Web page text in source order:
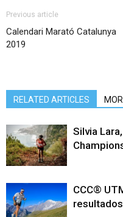
Previous article
Calendari Marató Catalunya
2019
RELATED ARTICLES
Silvia
CCC®